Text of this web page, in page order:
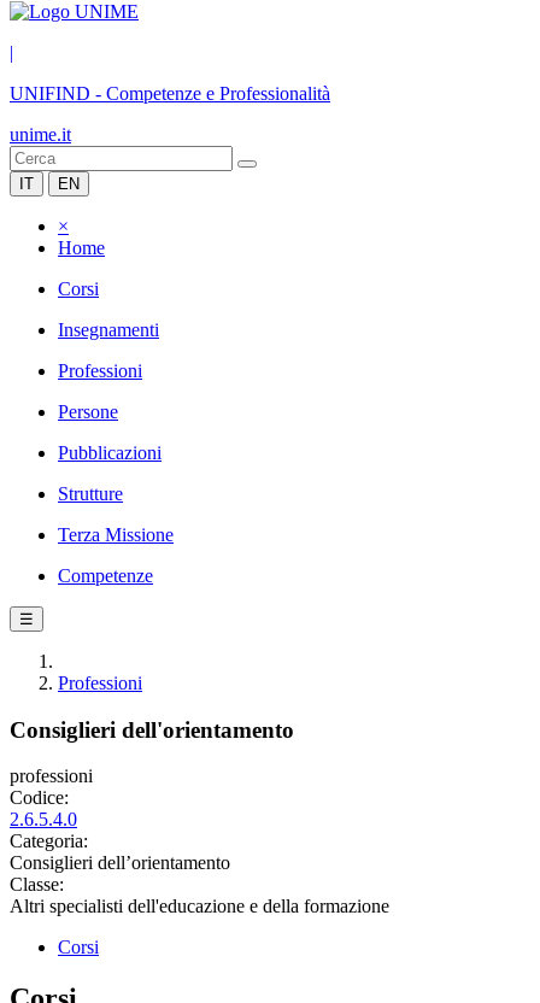
|
UNIFIND - Competenze e Professionalità
unime.it
IT EN
×
Home
Corsi
Insegnamenti
Professioni
Persone
Pubblicazioni
Strutture
Terza Missione
Competenze
☰
Professioni
Consiglieri dell'orientamento
professioni
Codice:
2.6.5.4.0
Categoria:
Consiglieri dell’orientamento
Classe:
Altri specialisti dell'educazione e della formazione
Corsi